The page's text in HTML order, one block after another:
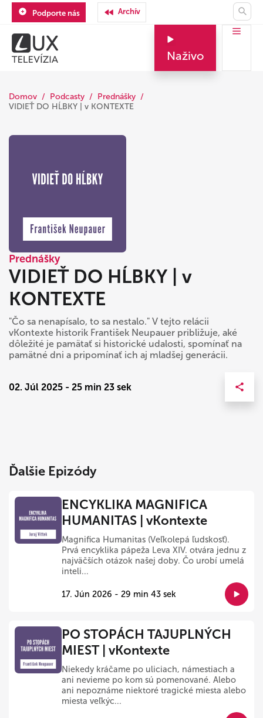
Podporte nás Archív
Naživo
Domov Podcasty
Prednášky
VIDIEŤ DO HĹBKY | v KONTEXTE
Prednášky
VIDIEŤ DO HĹBKY | v
KONTEXTE
"Čo sa nenapísalo, to sa nestalo." V tejto relácii
vKontexte historik František Neupauer približuje, aké
dôležité je pamätať si historické udalosti, spomínať na
pamätné dni a pripomínať ich aj mladšej generácii.
02. Júl 2025 - 25 min 23 sek
Ďalšie Epizódy
ENCYKLIKA MAGNIFICA
HUMANITAS | vKontexte
Magnifica Humanitas (Veľkolepá ľudskosť).
Prvá encyklika pápeža Leva XIV. otvára jednu z
najväčších otázok našej doby. Čo urobí umelá
inteli...
17. Jún 2026 - 29 min 43 sek
PO STOPÁCH TAJUPLNÝCH
MIEST | vKontexte
Niekedy kráčame po uliciach, námestiach a
ani nevieme po kom sú pomenované. Alebo
ani nepoznáme niektoré tragické miesta alebo
miesta veľkýc...